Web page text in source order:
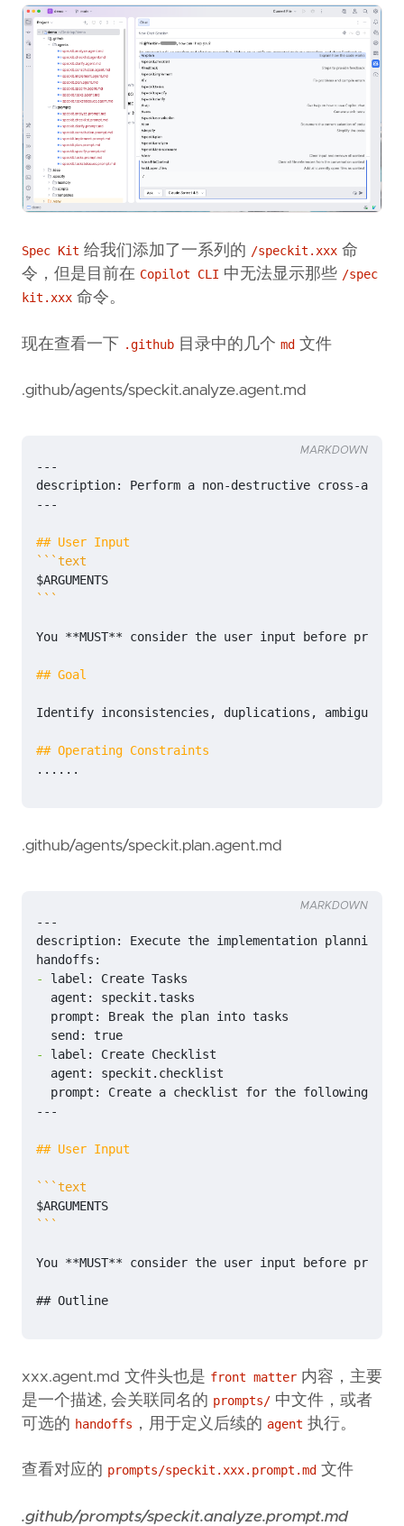
Spec Kit 给我们添加了一系列的 /speckit.xxx 命
令，但是目前在 Copilot CLI 中无法显示那些 /spec
kit.xxx 命令。
现在查看一下 .github 目录中的几个 md 文件
.github/agents/speckit.analyze.agent.md
```
You **MUST**
Identify inconsistencies, duplications,
......
MARKDOWN
.github/agents/speckit.plan.agent.md
-
-
```
You **MUST**
## Outline
MARKDOWN
xxx.agent.md 文件头也是 front matter 内容，主要
是一个描述, 会关联同名的 prompts/ 中文件，或者
可选的 handoffs ，用于定义后续的 agent 执行。
查看对应的 prompts/speckit.xxx.prompt.md 文件
.github/prompts/speckit.analyze.prompt.md